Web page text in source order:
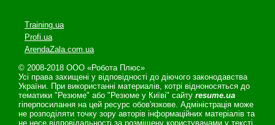
Training.ua
Profi.ua
ArendaZala.com.ua
© 2008-2018 ООО «Робота Плюс»
Усі права захищені у відповідності до діючого законодавства
України. При використанні материалів, котрі відноносяться до
тематики "Резюме" або "Резюме у Київі" сайту resume.ua
гіперпосилання на цей ресурс обов'язкове. Адміністрація може
не розподіляти точку зору авторів інформаційних матеріалів та
не несе відповідальності за розміщену користувачами у тексті